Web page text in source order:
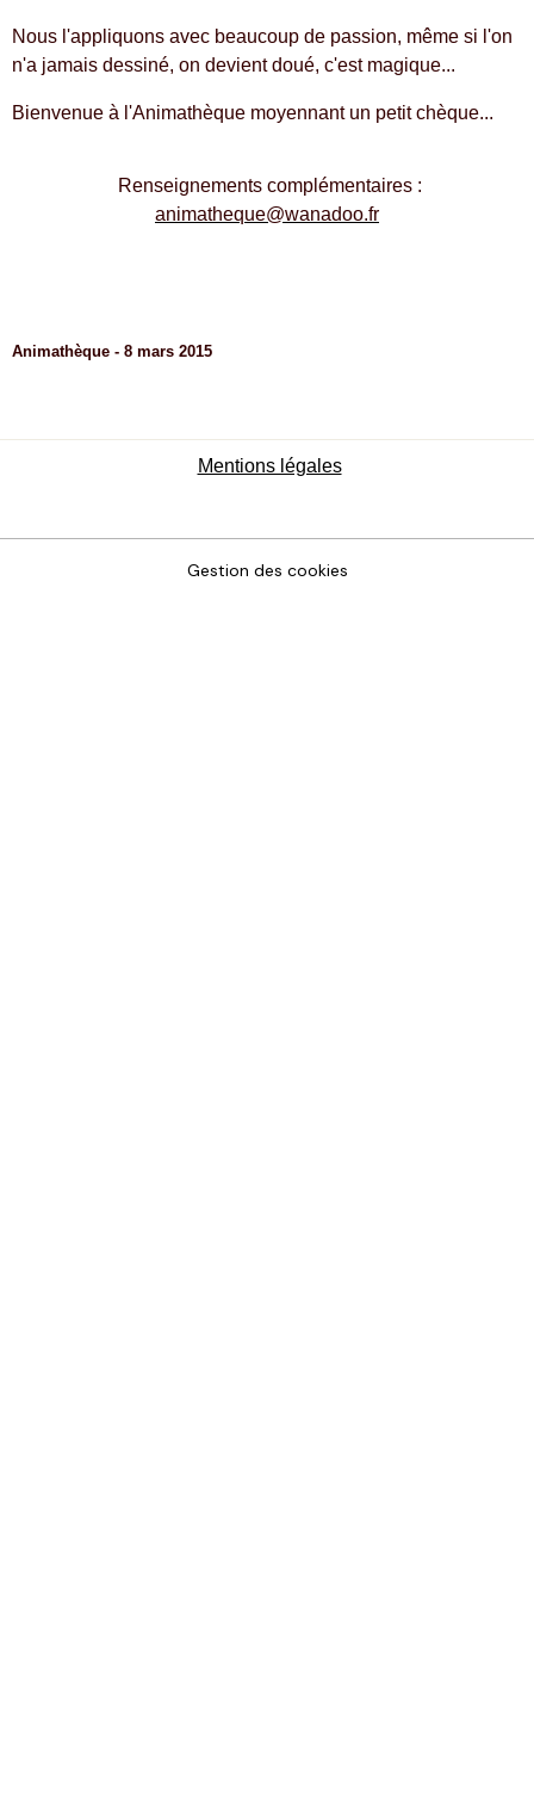
Nous l'appliquons avec beaucoup de passion, même si l'on
n'a jamais dessiné, on devient doué, c'est magique...
Bienvenue à l'Animathèque moyennant un petit chèque...
Renseignements complémentaires :
animatheque@wanadoo.fr
Animathèque - 8 mars 2015
Mentions légales
Gestion des cookies